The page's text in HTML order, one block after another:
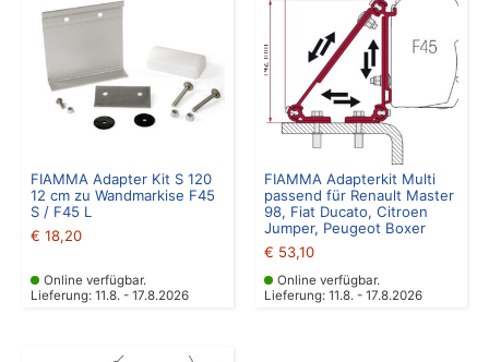
FIAMMA Adapter Kit S 120
12 cm zu Wandmarkise F45
S / F45 L
€ 18,20
Online verfügbar.
Lieferung: 11.8. - 17.8.2026
FIAMMA Adapterkit Multi
passend für Renault Master
98, Fiat Ducato, Citroen
Jumper, Peugeot Boxer
€ 53,10
Online verfügbar.
Lieferung: 11.8. - 17.8.2026